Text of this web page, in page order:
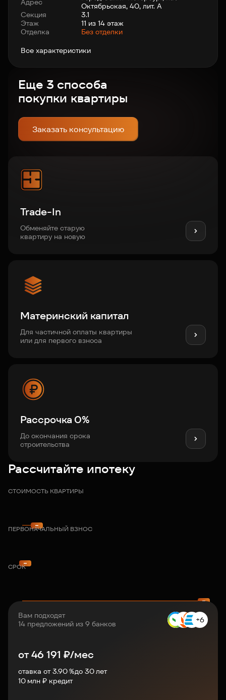
Октябрьская, 40, лит. А
Секция
3.1
Этаж
11 из 14 этаж
Отделка
Без отделки
Все характеристики
Еще 3 способа
покупки квартиры
Заказать консультацию
Trade-In
Обменяйте старую
квартиру на новую
Материнский капитал
Для частичной оплаты квартиры
или для первого взноса
Рассрочка 0%
До окончания срока
строительства
Рассчитайте ипотеку
СТОИМОСТЬ КВАРТИРЫ
ПЕРВОНАЧАЛЬНЫЙ ВЗНОС
СРОК
Вам подходят
14 предложений из 9 банков
+6
от46 191 ₽/мес
ставка от 3.90 %до 30лет
10 млн ₽ кредит